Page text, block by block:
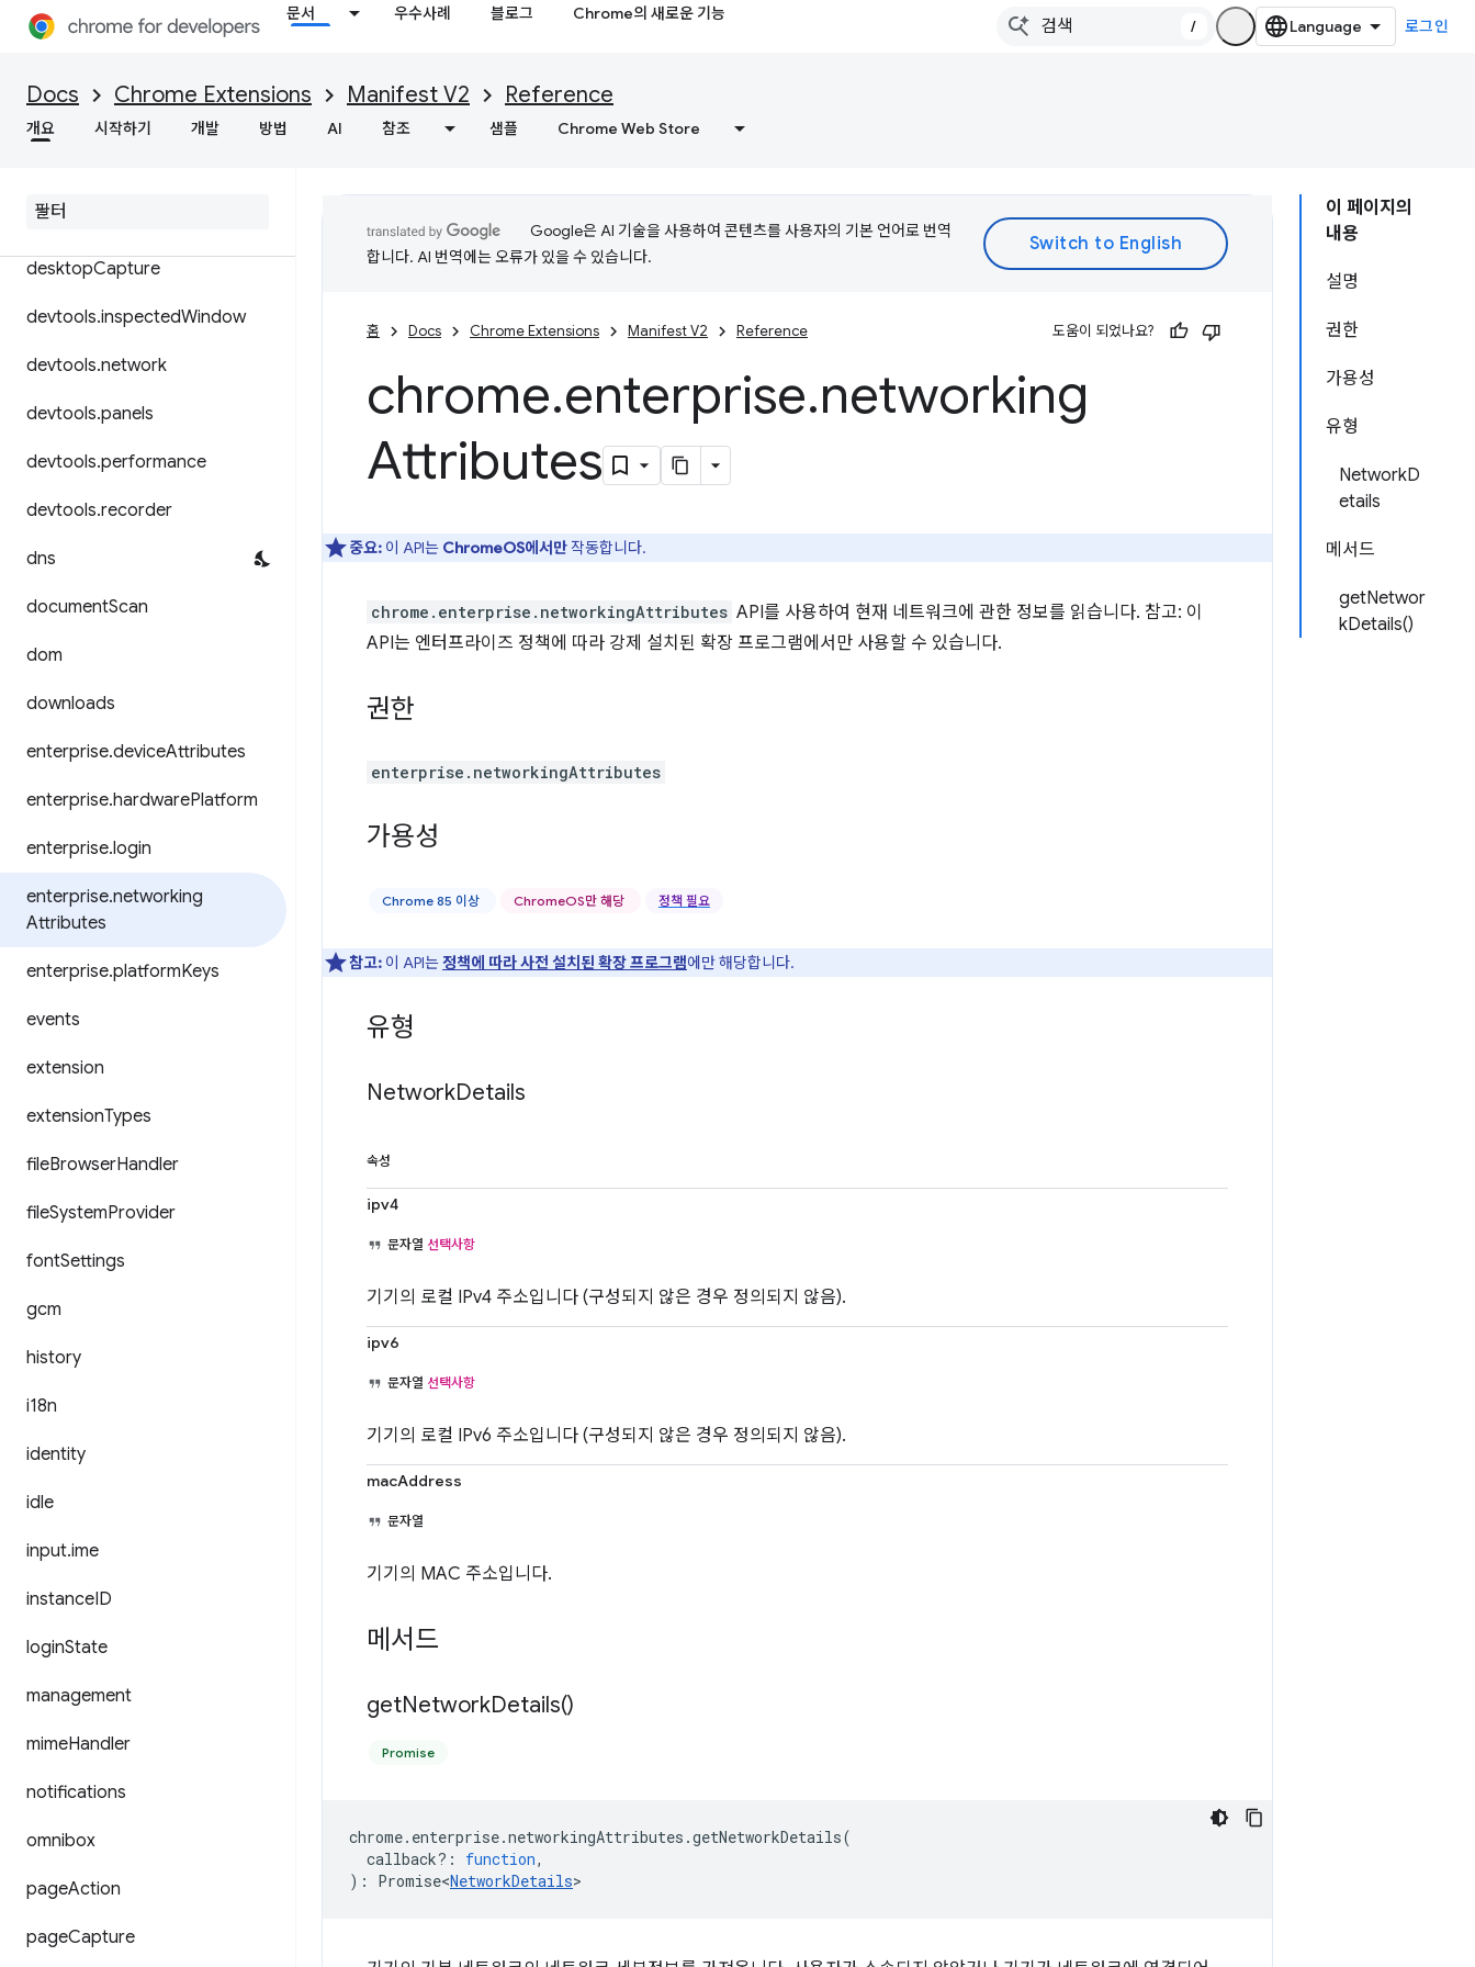
문서 우수사례 블로그 Chrome의 새로운 기능
/ 로그인
Docs Chrome Extensions Manifest V2 Reference
개요 시작하기 개발 방법 AI 참조 샘플 Chrome Web Store
cookies
declarativeContent
declarative
desktopCapture
devtools.inspectedWindow
devtools.network
devtools.panels
devtools.performance
devtools.recorder
dns
documentScan
dom
downloads
enterprise.deviceAttributes
enterprise.hardwarePlatform
enterprise.login
enterprise.networking
Attributes
enterprise.platformKeys
events
extension
extensionTypes
fileBrowserHandler
fileSystemProvider
fontSettings
gcm
history
i18n
identity
idle
input.ime
instanceID
loginState
management
mimeHandler
notifications
omnibox
pageAction
pageCapture
이 페이지의
내용
설명
권한
가용성
유형
NetworkD
etails
메서드
getNetwor
kDetails()
Google은 AI 기술을 사용하여 콘텐츠를 사용자의 기본 언어로 번역
합니다. AI 번역에는 오류가 있을 수 있습니다.
홈 Docs Chrome Extensions Manifest V2 Reference 도움이 되었나요?
chrome.enterprise.networking
Attributes
중요: 이 API는 ChromeOS에서만작동합니다.
chrome.enterprise.networkingAttributes API를 사용하여 현재 네트워크에 관한 정보를 읽습니다. 참고: 이
API는 엔터프라이즈 정책에 따라 강제 설치된 확장 프로그램에서만 사용할 수 있습니다.
권한
enterprise.networkingAttributes
가용성
Chrome 85 이상 ChromeOS만 해당 정책 필요
참고: 이 API는정책에 따라 사전 설치된 확장 프로그램에만 해당합니다.
유형
NetworkDetails
속성
ipv4
문자열 선택사항
기기의 로컬 IPv4 주소입니다 (구성되지 않은 경우 정의되지 않음).
ipv6
문자열 선택사항
기기의 로컬 IPv6 주소입니다 (구성되지 않은 경우 정의되지 않음).
macAddress
문자열
기기의 MAC 주소입니다.
메서드
getNetworkDetails()
Promise
chrome. enterprise.networkingAttributes .getNetworkDetails(
callback? : function,
) : Promise<NetworkDetails>